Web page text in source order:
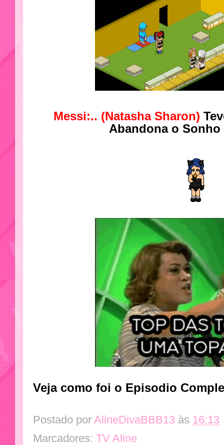
Messi:.. (Natasha Sharon)
Abandona o
Veja como foi o Episodio
Postado por AlineDivaBBB13 às 16:13
Marcadores: TV Aline